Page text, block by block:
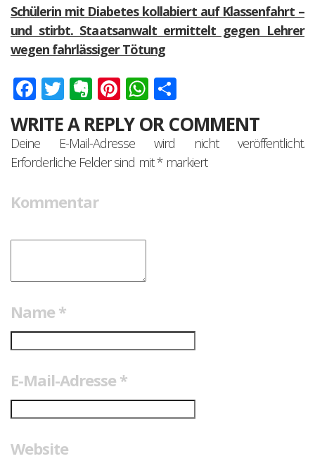
Schülerin mit Diabetes kollabiert auf Klassenfahrt –
und stirbt. Staatsanwalt ermittelt gegen Lehrer
wegen fahrlässiger Tötung
Facebook
Twitter
Evernote
Pinterest
WhatsApp
WRITE A REPLY OR COMMENT
Deine E-Mail-Adresse wird nicht veröffentlicht.
Erforderliche Felder sind mit*markiert
Kommentar
Name *
E-Mail-Adresse *
Website